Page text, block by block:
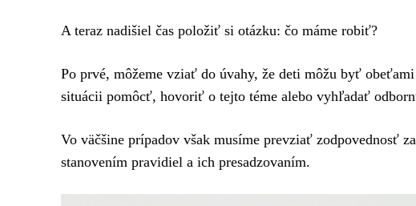
A teraz nadišiel čas položiť si otázku: čo máme robiť?
Po prvé, môžeme vziať do úvahy, že deti môžu byť
situácii pomôcť, hovoriť o tejto téme alebo vyhľadať
Vo väčšine prípadov však musíme prevziať zodpovednosť
stanovením pravidiel a ich presadzovaním.